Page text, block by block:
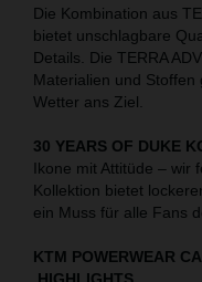
Die Kombination aus
bietet unschlagbare
Details. Die TERRA
Materialien und
Wetter ans Ziel.
30 YEARS OF DUKE
Ikone mit Attitüde – wir
Kollektion bietet
ein Muss für alle Fans
KTM POWERWEAR
HIGHLIGHTS